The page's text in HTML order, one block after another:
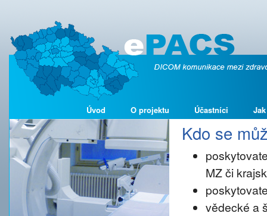
Úvod O projektu Účastníci
Kdo se
MZ či
vědecké a